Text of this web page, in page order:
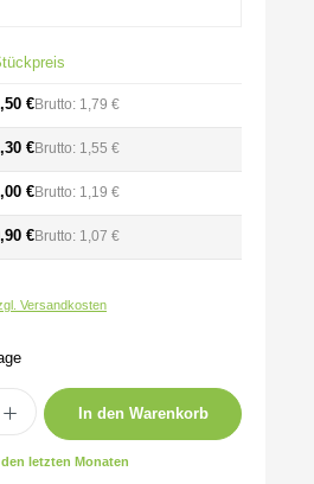
€Brutto: 1,79 €
€Brutto: 1,55 €
€Brutto: 1,19 €
€Brutto: 1,07 €
Versandkosten
Wert ein oder benutze die Schaltflächen
In den Warenkorb
letzten Monaten